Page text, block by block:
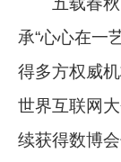
承“心心在一
得多方权威
世界互联网
续获得数博